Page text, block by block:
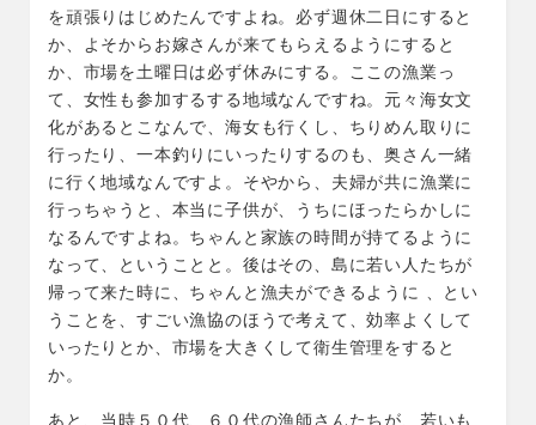
を頑張りはじめたんですよね。必ず週休二日にすると
か、よそからお嫁さんが来てもらえるようにすると
か、市場を土曜日は必ず休みにする。ここの漁業っ
て、女性も参加するする地域なんですね。元々海女文
化があるとこなんで、海女も行くし、ちりめん取りに
行ったり、一本釣りにいったりするのも、奥さん一緒
に行く地域なんですよ。そやから、夫婦が共に漁業に
行っちゃうと、本当に子供が、うちにほったらかしに
なるんですよね。ちゃんと家族の時間が持てるように
なって、ということと。後はその、島に若い人たちが
帰って来た時に、ちゃんと漁夫ができるように 、とい
うことを、すごい漁協のほうで考えて、効率よくして
いったりとか、市場を大きくして衛生管理をすると
か。
あと、当時５０代、６０代の漁師さんたちが、若いも